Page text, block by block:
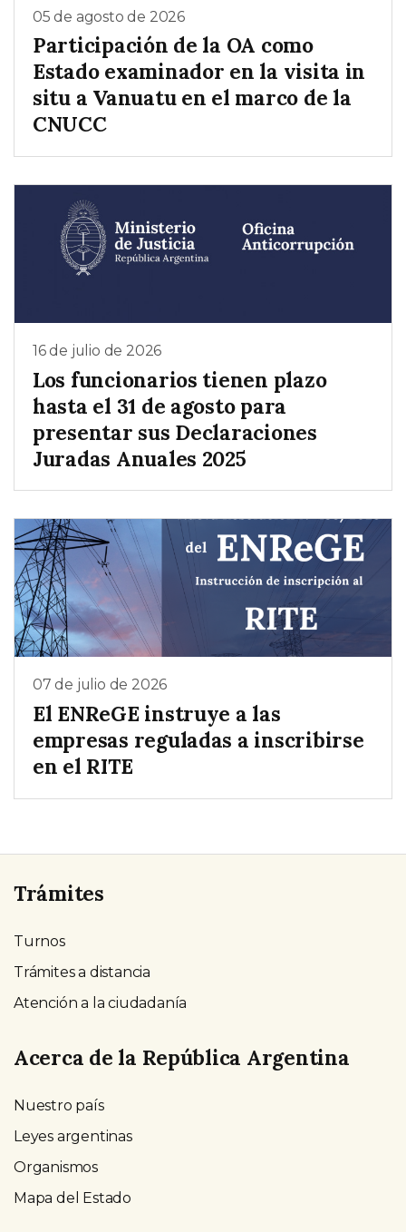
05 de agosto de 2026
Participación de la OA como
Estado examinador en la visita in
situ a Vanuatu en el marco de la
CNUCC
16 de julio de 2026
Los funcionarios tienen plazo
hasta el 31 de agosto para
presentar sus Declaraciones
Juradas Anuales 2025
07 de julio de 2026
El ENReGE instruye a las
empresas reguladas a inscribirse
en el RITE
Trámites
Turnos
Trámites a distancia
Atención a la ciudadanía
Acerca de la República Argentina
Nuestro país
Leyes argentinas
Organismos
Mapa del Estado